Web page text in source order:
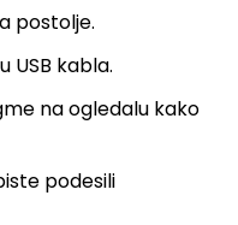
postolje.
kabla.
na ogledalu kako
podesili